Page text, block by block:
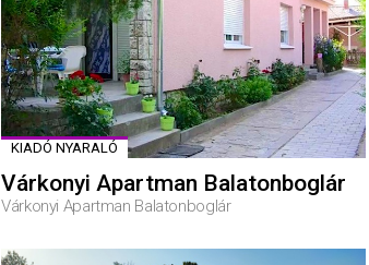
KIADÓ NYARALÓ
Várkonyi Apartman Balatonboglár
Várkonyi Apartman Balatonboglár